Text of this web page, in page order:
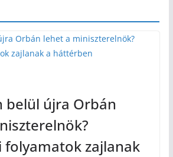
belül újra Orbán
folyamatok zajlanak